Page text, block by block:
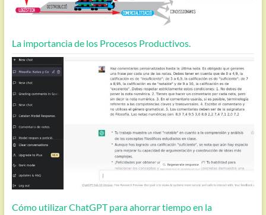
La importancia de los Procesos Productivos.
Cómo utilizar ChatGPT para ahorrar tiempo en la